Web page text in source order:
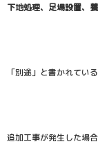
下地処理、足場設置、
「別途」と書かれてい
追加工事が発生した場